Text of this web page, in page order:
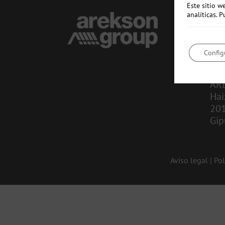
Aviso legal |
Este sitio
analíticas.